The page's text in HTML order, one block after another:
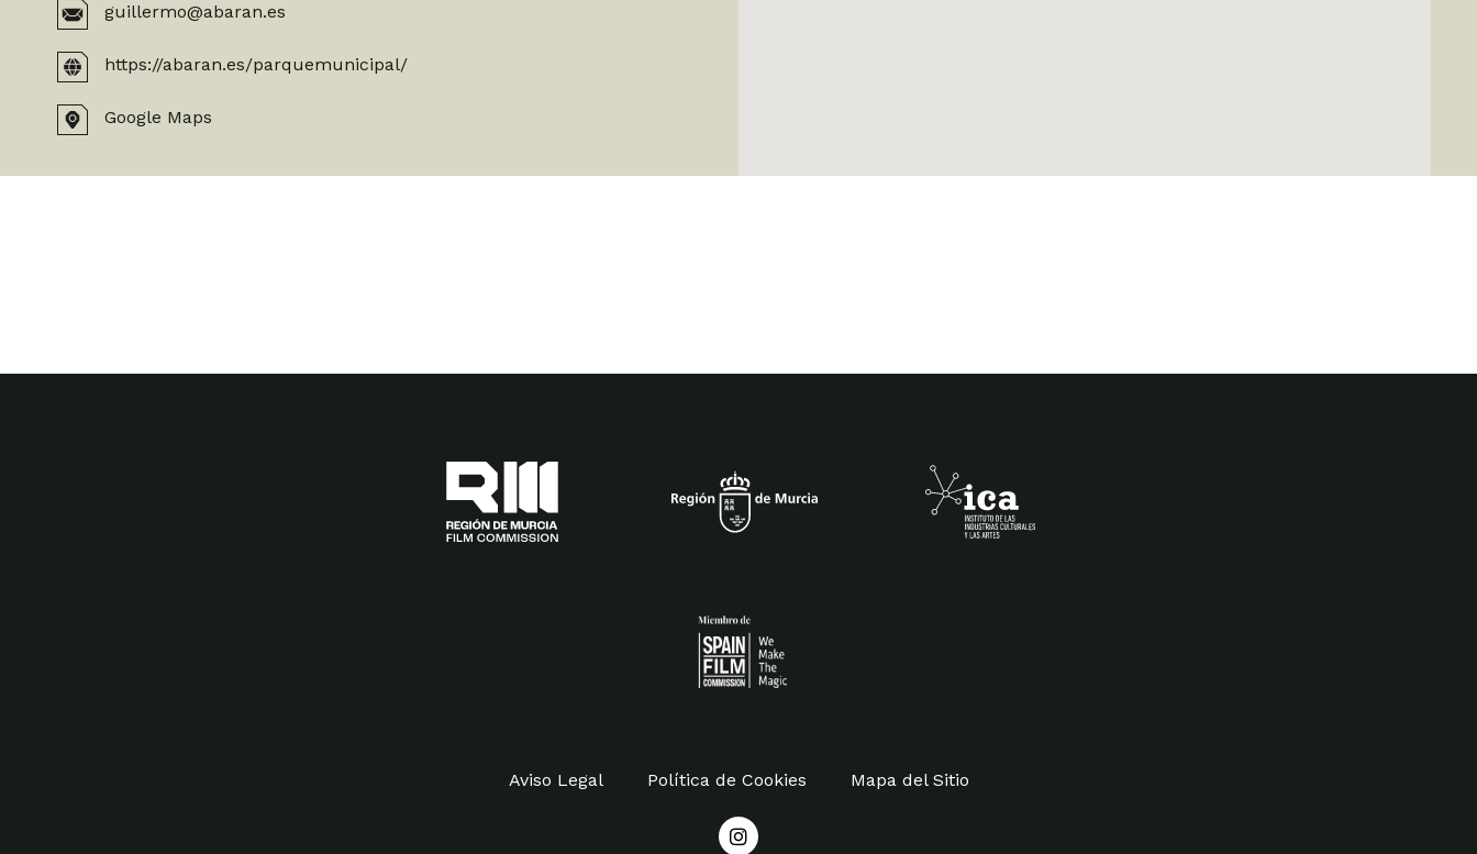
guillermo@abaran.es
https://abaran.es/parquemunicipal/
Google Maps
Aviso Legal Política de Cookies Mapa del Sitio
I
n